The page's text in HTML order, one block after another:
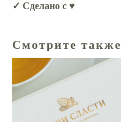
✓ Сделано с ♥
Смотрите также